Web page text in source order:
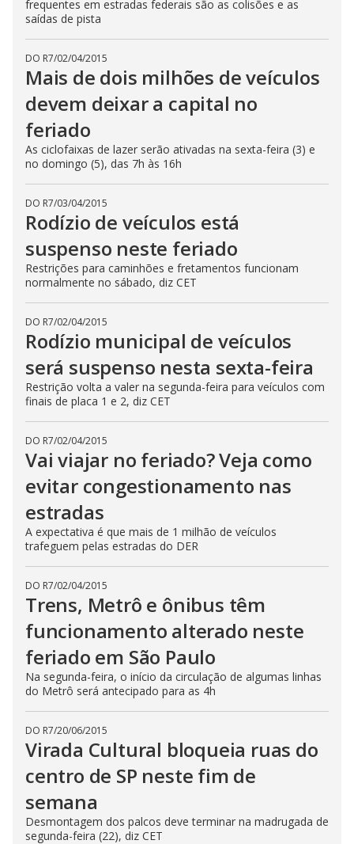
frequentes em estradas federais são as colisões e as
saídas de pista
DO R7/02/04/2015
Mais de dois milhões de veículos
devem deixar a capital no
feriado
As ciclofaixas de lazer serão ativadas na sexta-feira (3) e
no domingo (5), das 7h às 16h
DO R7/03/04/2015
Rodízio de veículos está
suspenso neste feriado
Restrições para caminhões e fretamentos funcionam
normalmente no sábado, diz CET
DO R7/02/04/2015
Rodízio municipal de veículos
será suspenso nesta sexta-feira
Restrição volta a valer na segunda-feira para veículos com
finais de placa 1 e 2, diz CET
DO R7/02/04/2015
Vai viajar no feriado? Veja como
evitar congestionamento nas
estradas
A expectativa é que mais de 1 milhão de veículos
trafeguem pelas estradas do DER
DO R7/02/04/2015
Trens, Metrô e ônibus têm
funcionamento alterado neste
feriado em São Paulo
Na segunda-feira, o início da circulação de algumas linhas
do Metrô será antecipado para as 4h
DO R7/20/06/2015
Virada Cultural bloqueia ruas do
centro de SP neste fim de
semana
Desmontagem dos palcos deve terminar na madrugada de
segunda-feira (22), diz CET